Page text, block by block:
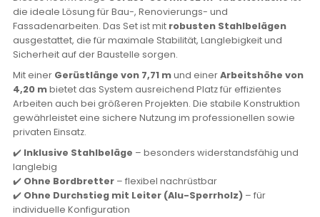
die ideale Lösung für Bau-, Renovierungs- und
Fassadenarbeiten. Das Set ist mit robusten Stahlbelägen
ausgestattet, die für maximale Stabilität, Langlebigkeit und
Sicherheit auf der Baustelle sorgen.
Mit einer Gerüstlänge von 7,71 mund einerArbeitshöhe von
4,20 mbietet das System ausreichend Platz für effizientes
Arbeiten auch bei größeren Projekten. Die stabile Konstruktion
gewährleistet eine sichere Nutzung im professionellen sowie
privaten Einsatz.
✔️ Inklusive Stahlbeläge – besonders widerstandsfähig und
langlebig
✔️ Ohne Bordbretter– flexibel nachrüstbar
✔️ Ohne Durchstieg mit Leiter (Alu-Sperrholz)– für
individuelle Konfiguration